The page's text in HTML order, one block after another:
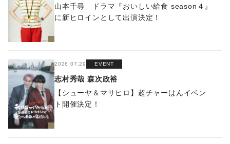
山本千尋 ドラマ『おいしい給食 season４』
に新ヒロインとして出演決定！
2026.07.29 EVENT
志村秀哉 森次政裕
【シューヤ＆マサヒロ】超チャーはんイベン
ト開催決定！